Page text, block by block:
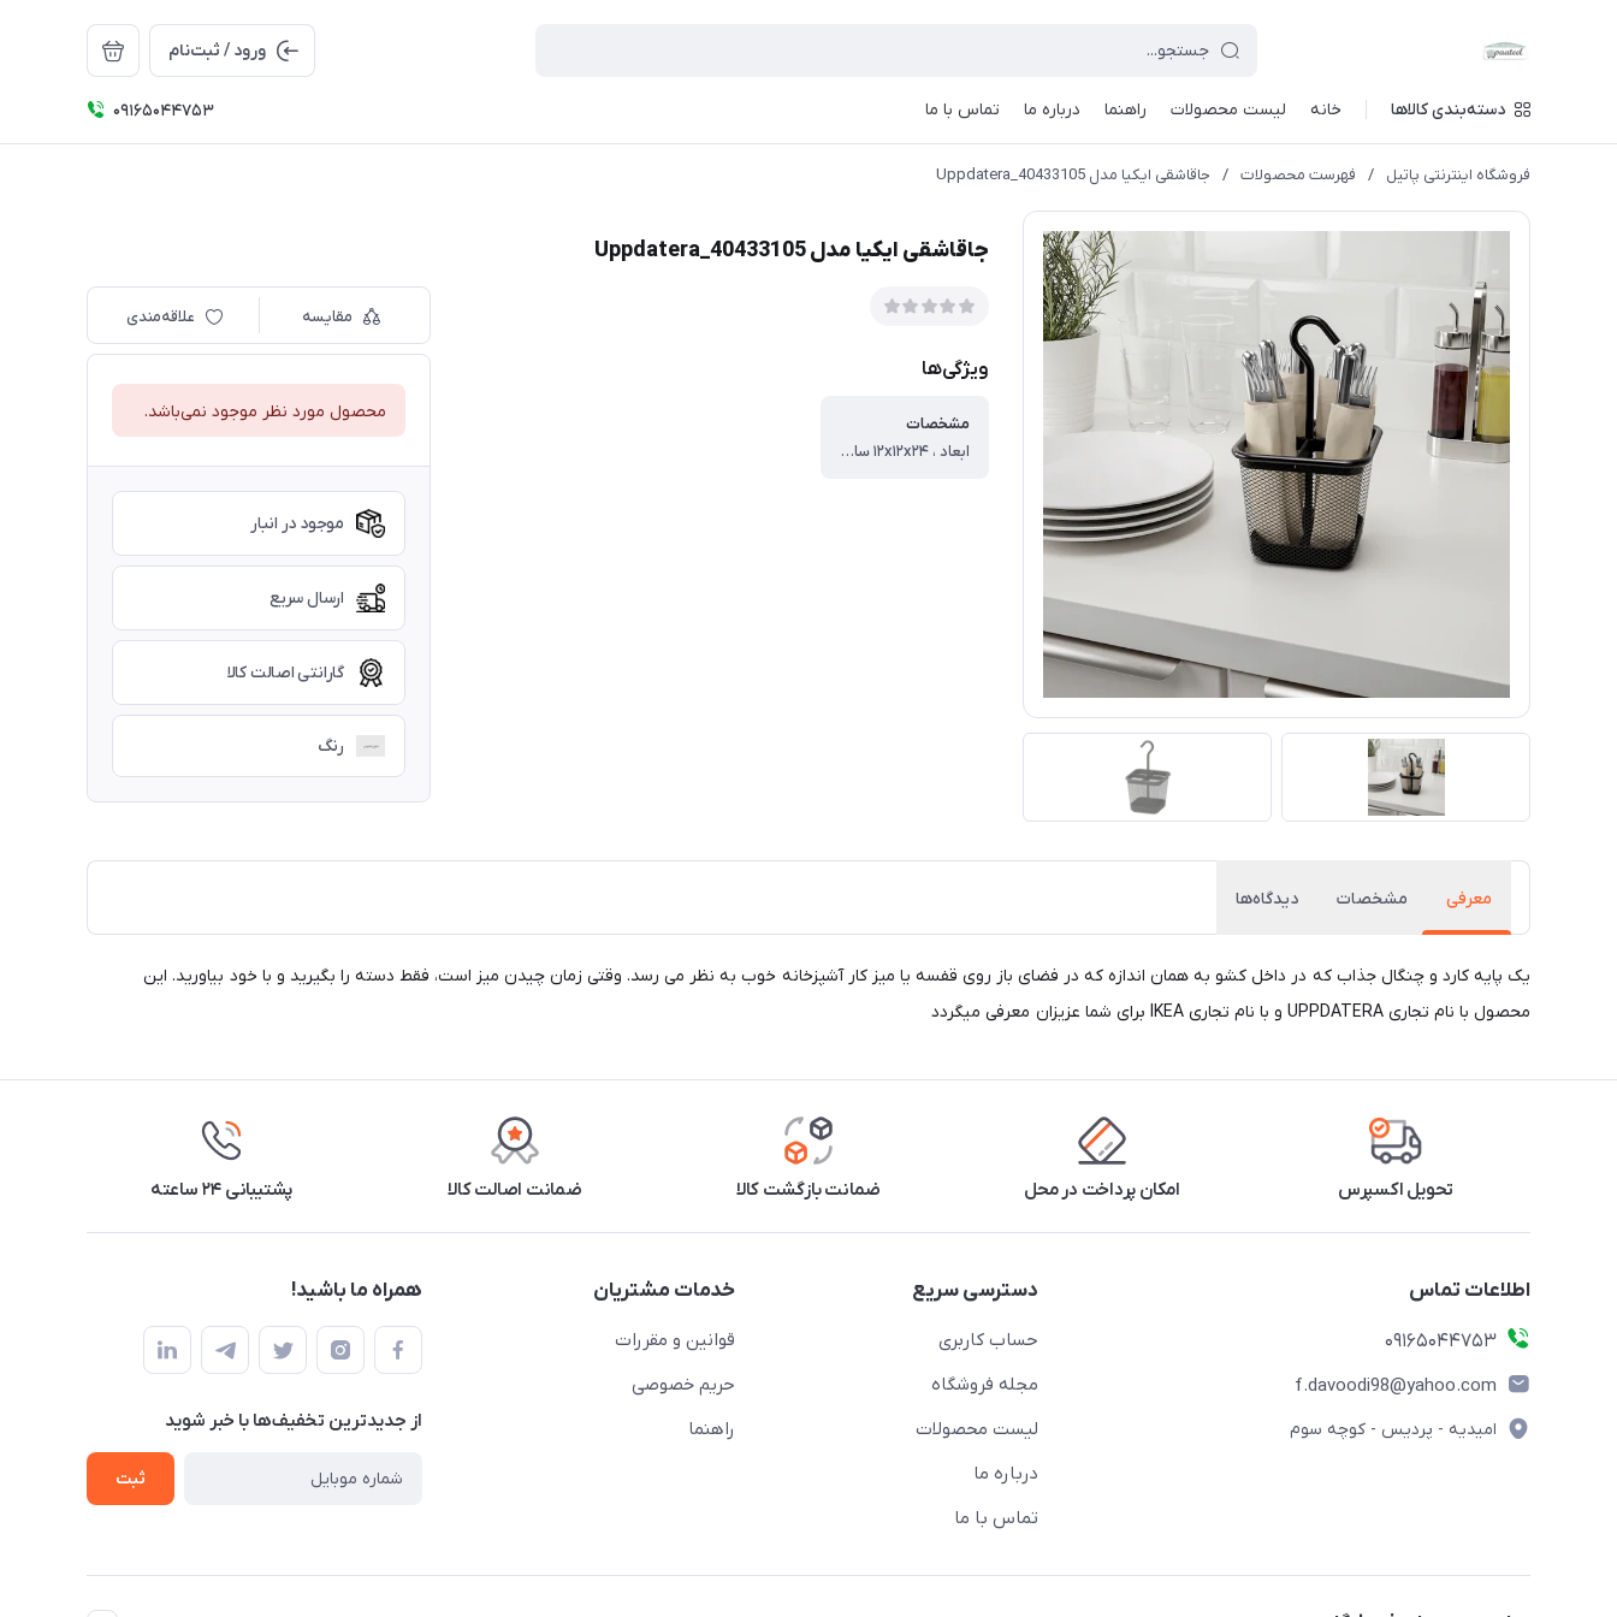
ورود / ثبت‌نام
دسته‌بندی کالاها خانه لیست محصولات راهنما درباره ما تماس با ما 09165044753
فروشگاه اینترنتی پاتیل / فهرست محصولات / جاقاشقی ایکیا مدل Uppdatera_40433105
جاقاشقی ایکیا مدل Uppdatera_40433105
ویژگی‌ها
مشخصات
ابعاد ، ۱۲x۱۲x۲۴ سانتی‌متر ، وزن ، ۴۰۰ گرم ، ابعاد بسته‌بندی ، ۱۴x۱۴x۱۴ سانتی‌متر ، جنس ، استیل ، سایر توضیحات ، ۴ محفظه برای مرتب کردن کارد و چنگال جعبه کارد و چنگال را داخل یک کشو قرار دهید یا آن را نزدیک روی میز کار قرار دهید. به عنوان مثال هنگام چیدن میز، دسته حرکت در اطراف را آسان می کند. با دیگر محصولات این نام تجاری UPPDATERA ترکیب می شود. طراح S Fager/F Cayoette طول : ۱۲ سانتی متر عرض : ۱۲ سانتی متر ارتفاع : ۲۴. سانتی متر
مقایسه علاقه‌مندی
محصول مورد نظر موجود نمی‌باشد.
موجود در انبار
ارسال سریع
گارانتی اصالت کالا
رنگ
معرفی مشخصات دیدگاه‌ها
یک پایه کارد و چنگال جذاب که در داخل کشو به همان اندازه که در فضای باز روی قفسه یا میز کار آشپزخانه خوب به نظر می رسد. وقتی زمان چیدن میز است، فقط دسته را بگیرید و با خود بیاورید. این
محصول با نام تجاری UPPDATERA و با نام تجاری IKEA برای شما عزیزان معرفی میگردد
تحویل اکسپرس امکان پرداخت در محل ضمانت بازگشت کالا ضمانت اصالت کالا پشتیبانی ۲۴ ساعته
اطلاعات تماس
09165044753
f.davoodi98@yahoo.com
امیدیه - پردیس - کوچه سوم
دسترسی سریع
حساب کاربری
مجله فروشگاه
لیست محصولات
درباره ما
تماس با ما
خدمات مشتریان
قوانین و مقررات
حریم خصوصی
راهنما
همراه ما باشید!
از جدید‌ترین تخفیف‌ها با‌ خبر شوید
ثبت